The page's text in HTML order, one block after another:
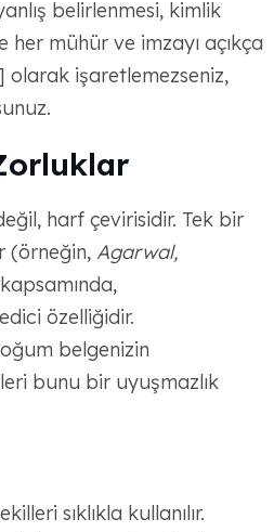
belirlenmesi, kimlik
her mühür ve imzayı açıkça
işaretlemezseniz,
harf çevirisidir. Tek bir
(örneğin, Agarwal,
özelliğidir.
belgenizin
bunu bir uyuşmazlık
sıklıkla kullanılır.